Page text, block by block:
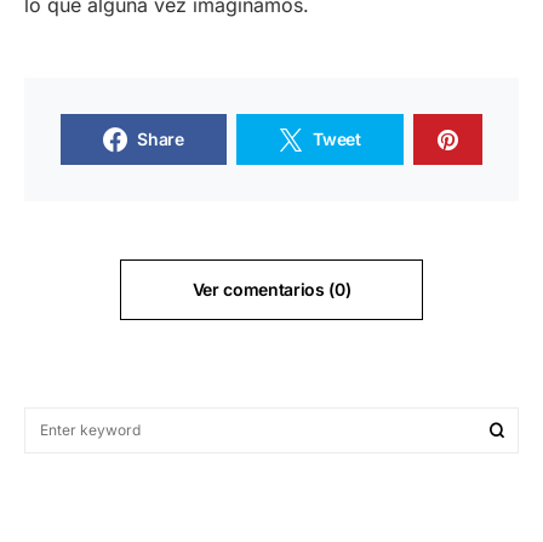
lo que alguna vez imaginamos.
Share Tweet
Ver comentarios (0)